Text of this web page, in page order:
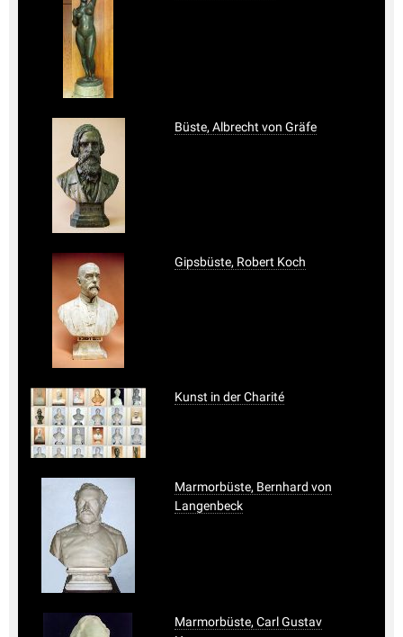
Büste, Albrecht von Gräfe
Gipsbüste, Robert Koch
Kunst in der Charité
Marmorbüste, Bernhard von
Langenbeck
Marmorbüste, Carl Gustav